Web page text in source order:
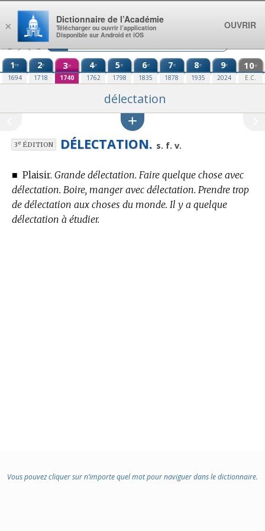
Aller au contenu
1re
1694
2e
1718
3e
1740
4e
1762
5e
1798
6e
1835
7e
1878
8e
1935
9e
2024
10e
E.C.
délectation
3eÉDITION DÉLECTATION. s. f. v.
■ Plaisir. Grande délectation. Faire quelque chose avec
délectation. Boire, manger avec délectation. Prendre trop
de délectation aux choses du monde. Il y a quelque
délectation à étudier.
Vous pouvez cliquer sur n’importe quel mot pour naviguer dans le dictionnaire.
×
Dictionnaire de l’Académie
Télécharger ou ouvrir l’application
Disponible sur Android et iOS
OUVRIR